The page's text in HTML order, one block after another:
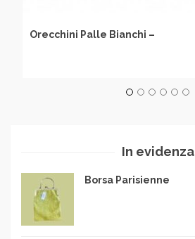
Orecchini Palle Bianchi –
In evidenza
Borsa Parisienne